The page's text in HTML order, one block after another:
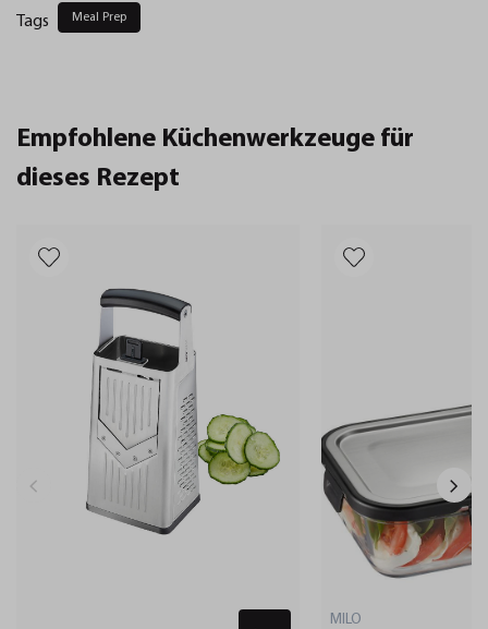
Tags Meal Prep
Empfohlene Küchenwerkzeuge für
dieses Rezept
MILO